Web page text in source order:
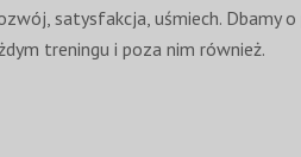
satysfakcja, uśmiech. Dbamy
treningu i poza nim również.